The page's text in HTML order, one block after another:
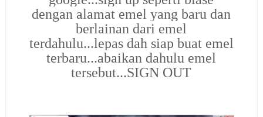
dengan alamat emel yang baru dan
berlainan dari emel
terdahulu...lepas dah siap buat emel
terbaru...abaikan dahulu emel
tersebut...SIGN OUT